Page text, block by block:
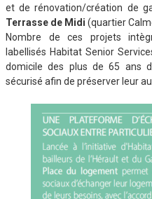
et de rénovation/création de
Terrasse de Midi (quartier
Nombre de ces projets
labellisés Habitat Senior
domicile des plus de 65 ans
sécurisé afin de préserver leur